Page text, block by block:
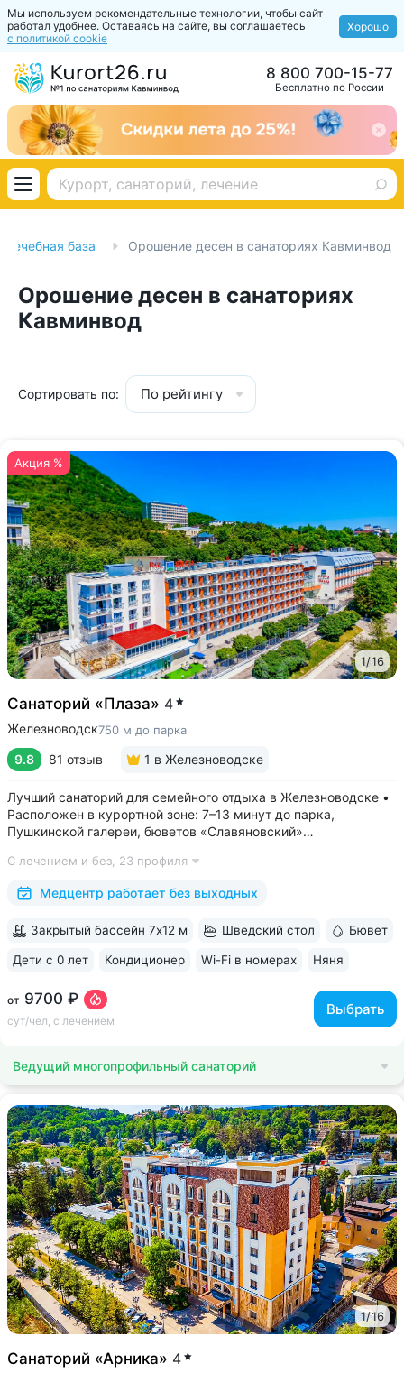
Мы используем рекомендательные технологии, чтобы сайт
работал удобнее. Оставаясь на сайте, вы соглашаетесь
с политикой cookie
Хорошо
Бесплатно по России
8 800 700-15-77
Лечебная база Орошение десен в санаториях Кавминвод
Орошение десен в санаториях
Кавминвод
Сортировать по: По рейтингу
Акция %
1/16
Санаторий «Плаза» 4
Железноводск750 м до парка
9.8 81 отзыв 1 в Железноводске
Лучший санаторий для семейного отдыха в Железноводске •
Расположен в курортной зоне: 7–13 минут до парка,
Пушкинской галереи, бюветов «Славяновский»
«Славяновская» • Все в одном здании: не нужно выходить
на улицу, чтобы получить лечение,...
С лечением и без, 23 профиля
Медцентр работает без выходных
от 9700 ₽
сут/чел, с лечением
Выбрать
Закрытый бассейн 7х12 м Шведский стол Бювет
Дети с 0 лет Кондиционер Wi-Fi в номерах Няня
ещё 6
Ведущий многопрофильный санаторий
1/16
Санаторий «Арника» 4